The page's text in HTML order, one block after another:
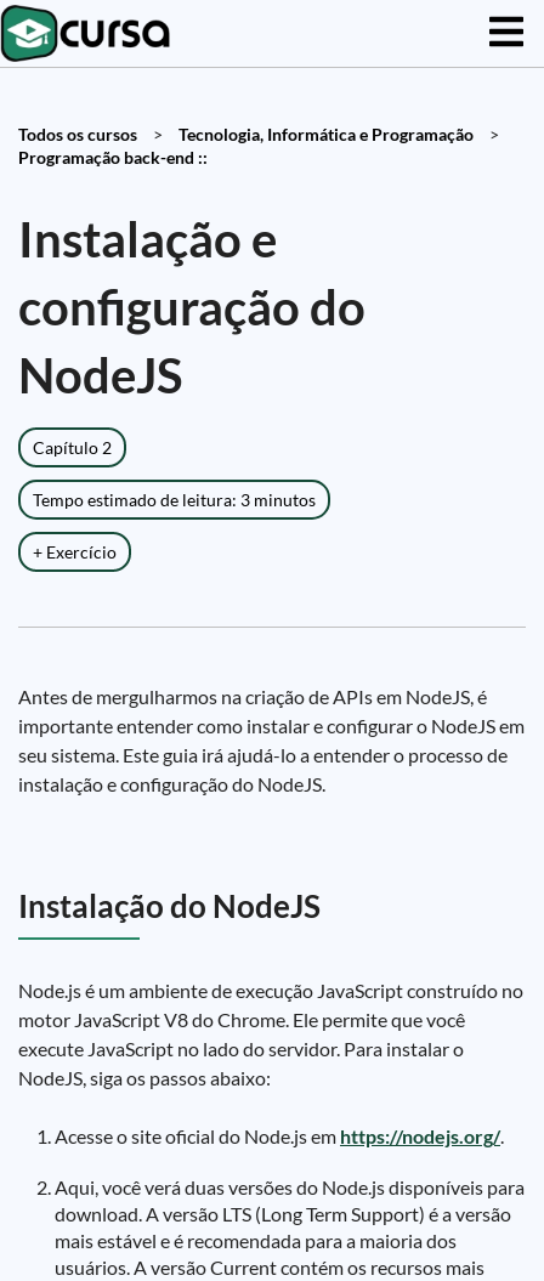
Todos os cursos > Tecnologia, Informática e Programação
>
Programação back-end ::
Instalação e
configuração do
NodeJS
Capítulo 2
Tempo estimado de leitura: 3 minutos
+ Exercício
Antes de mergulharmos na criação de APIs em NodeJS, é
importante entender como instalar e configurar o NodeJS em
seu sistema. Este guia irá ajudá-lo a entender o processo de
instalação e configuração do NodeJS.
Instalação do NodeJS
Node.js é um ambiente de execução JavaScript construído no
motor JavaScript V8 do Chrome. Ele permite que você
execute JavaScript no lado do servidor. Para instalar o
NodeJS, siga os passos abaixo:
Acesse o site oficial do Node.js em https://nodejs.org/.
Aqui, você verá duas versões do Node.js disponíveis para
download. A versão LTS (Long Term Support) é a versão
mais estável e é recomendada para a maioria dos
usuários. A versão Current contém os recursos mais